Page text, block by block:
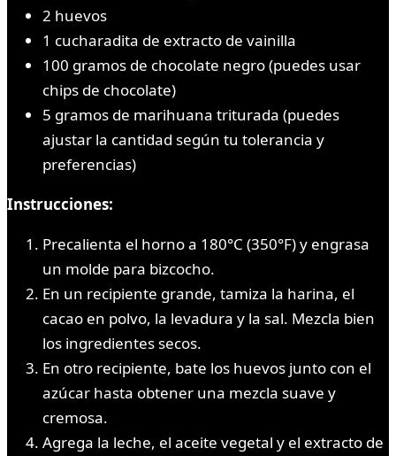
2 huevos
1 cucharadita de extracto de vainilla
100 gramos de chocolate negro (puedes usar
chips de chocolate)
5 gramos de marihuana triturada (puedes
ajustar la cantidad según tu tolerancia y
preferencias)
Instrucciones:
Precalienta el horno a 180°C (350°F) y engrasa
un molde para bizcocho.
En un recipiente grande, tamiza la harina, el
cacao en polvo, la levadura y la sal. Mezcla bien
los ingredientes secos.
En otro recipiente, bate los huevos junto con el
azúcar hasta obtener una mezcla suave y
cremosa.
Agrega la leche, el aceite vegetal y el extracto de